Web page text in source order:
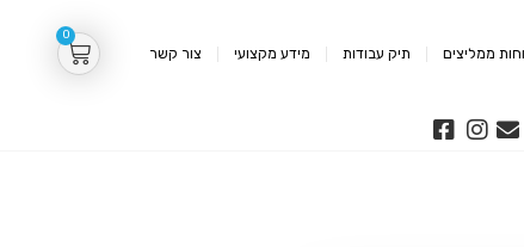
ממליצים תיק עבודות מידע מקצועי צור קשר
0